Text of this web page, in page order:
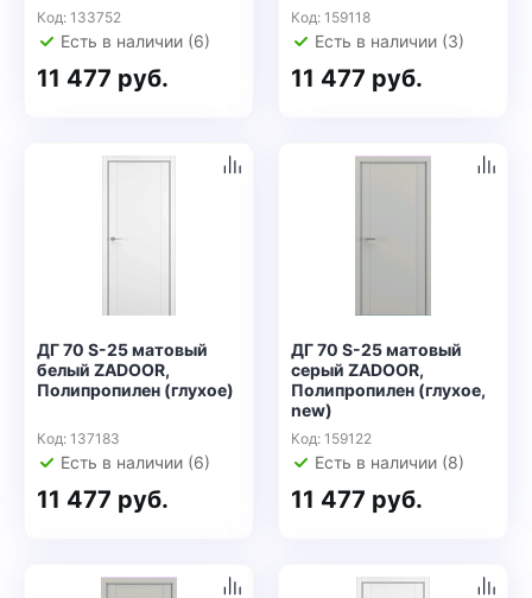
Код: 133752
Есть в наличии (6)
11 477 руб.
Код: 159118
Есть в наличии (3)
11 477 руб.
ДГ 70 S-25 матовый
белый ZADOOR,
Полипропилен (глухое)
Код: 137183
Есть в наличии (6)
11 477 руб.
ДГ 70 S-25 матовый
серый ZADOOR,
Полипропилен (глухое,
new)
Код: 159122
Есть в наличии (8)
11 477 руб.